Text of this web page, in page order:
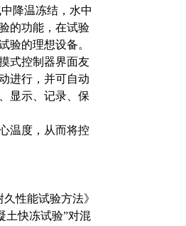
降温冻结，水中
的功能，在试验
验的理想设备。
式控制器界面友
进行，并可自动
显示、记录、保
温度，从而将控
性能试验方法》
土快冻试验”对混